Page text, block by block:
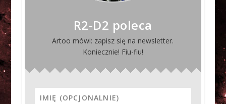
R2-D2 poleca
Artoo mówi: zapisz się na newsletter.
Koniecznie! Fiu-fiu!